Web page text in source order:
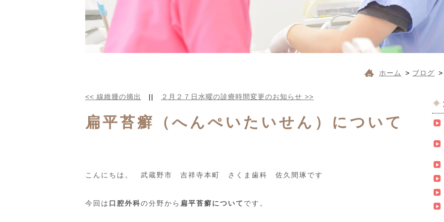
ホーム > ブログ
<< 線維腫の摘出 || ２月２７日水曜の診療時間変更のお知らせ >>
扁平苔癬（へんぺいたいせん）について
こんにちは。 武蔵野市 吉祥寺本町 さくま歯科 佐久間琢です
今回は 口腔外科の分野から 扁平苔癬について です。